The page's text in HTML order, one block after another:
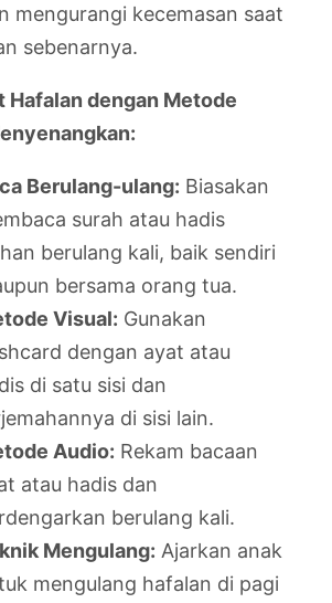
mengurangi kecemasan saat
sebenarnya.
Hafalan dengan Metode
Berulang-ulang: Biasakan
surah atau hadis
berulang kali, baik sendiri
bersama orang tua.
Visual: Gunakan
dengan ayat atau
di satu sisi dan
di sisi lain.
Audio: Rekam bacaan
atau hadis dan
berulang kali.
Mengulang: Ajarkan anak
mengulang hafalan di pagi